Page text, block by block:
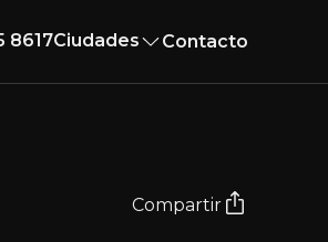
8617Ciudades Contacto
Compartir